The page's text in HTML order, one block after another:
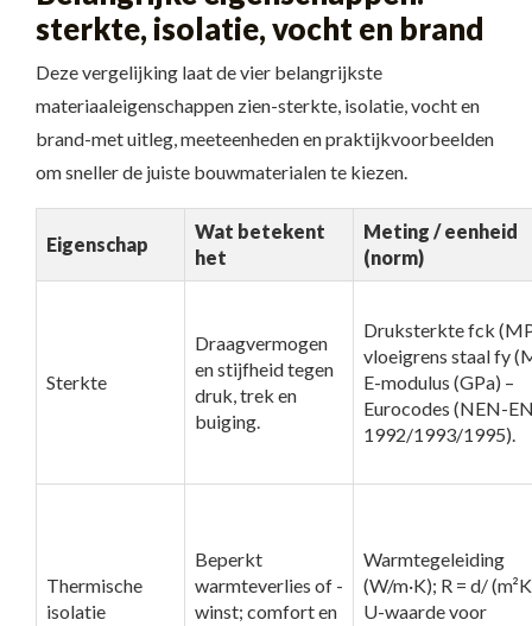
sterkte, isolatie, vocht en brand
Deze vergelijking laat de vier belangrijkste
materiaaleigenschappen zien-sterkte, isolatie, vocht en
brand-met uitleg, meeteenheden en praktijkvoorbeelden
om sneller de juiste bouwmaterialen te kiezen.
Eigenschap
Wat betekent
het
Meting / eenheid
(norm)
Sterkte
Draagvermogen
en stijfheid tegen
druk, trek en
buiging.
Druksterkte fck
vloeigrens staal fy
E-modulus (GPa) –
Eurocodes (NEN-
1992/1993/1995).
Thermische
isolatie
Beperkt
warmteverlies of -
winst; comfort en
Warmtegeleiding
(W/m·K); R = d/
U-waarde voor